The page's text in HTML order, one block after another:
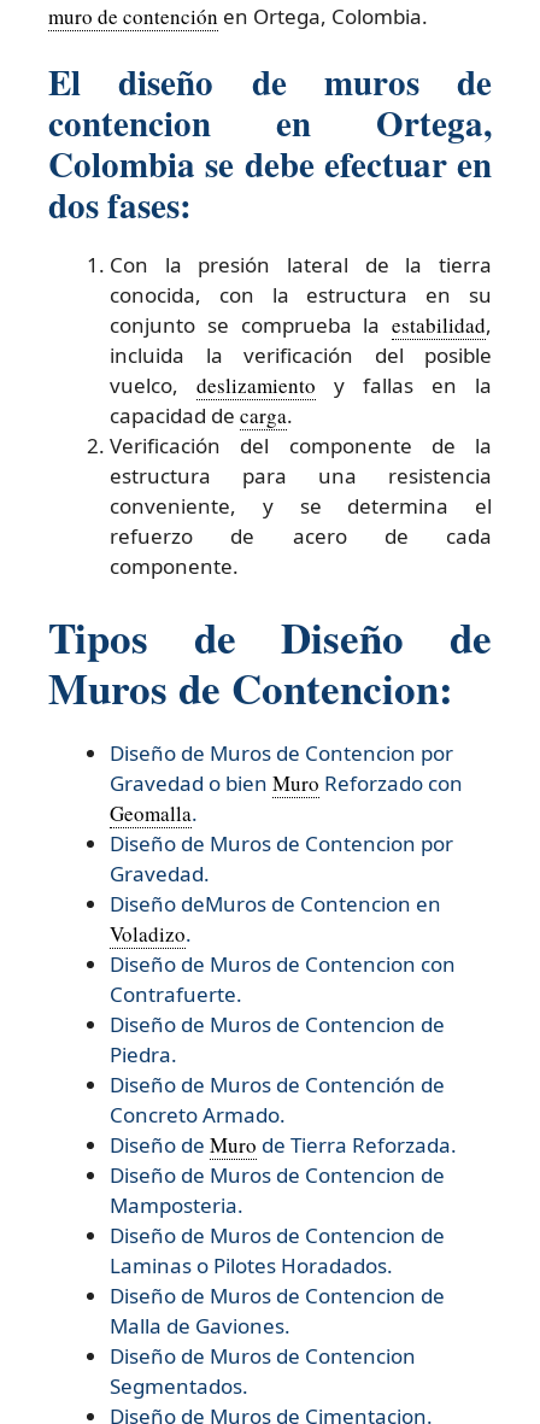
muro de contención en Ortega, Colombia.
El diseño de muros de
contencion en Ortega,
Colombia se debe efectuar en
dos fases:
Con la presión lateral de la tierra
conocida, con la estructura en su
conjunto se comprueba la estabilidad,
incluida la verificación del posible
vuelco, deslizamiento y fallas en la
capacidad de carga.
Verificación del componente de la
estructura para una resistencia
conveniente, y se determina el
refuerzo de acero de cada
componente.
Tipos de Diseño de
Muros de Contencion:
Diseño de Muros de Contencion por
Gravedad o bien Muro Reforzado con
Geomalla.
Diseño de Muros de Contencion por
Gravedad.
Diseño deMuros de Contencion en
Voladizo.
Diseño de Muros de Contencion con
Contrafuerte.
Diseño de Muros de Contencion de
Piedra.
Diseño de Muros de Contención de
Concreto Armado.
Diseño de Muro de Tierra Reforzada.
Diseño de Muros de Contencion de
Mamposteria.
Diseño de Muros de Contencion de
Laminas o Pilotes Horadados.
Diseño de Muros de Contencion de
Malla de Gaviones.
Diseño de Muros de Contencion
Segmentados.
Diseño de Muros de Cimentacion.